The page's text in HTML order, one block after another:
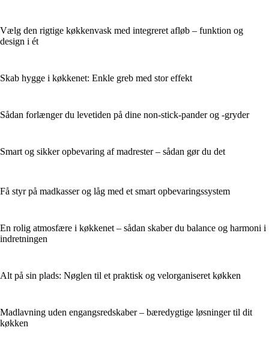
Vælg den rigtige køkkenvask med integreret afløb – funktion og
design i ét
Skab hygge i køkkenet: Enkle greb med stor effekt
Sådan forlænger du levetiden på dine non-stick-pander og -gryder
Smart og sikker opbevaring af madrester – sådan gør du det
Få styr på madkasser og låg med et smart opbevaringssystem
En rolig atmosfære i køkkenet – sådan skaber du balance og harmoni i
indretningen
Alt på sin plads: Nøglen til et praktisk og velorganiseret køkken
Madlavning uden engangsredskaber – bæredygtige løsninger til dit
køkken